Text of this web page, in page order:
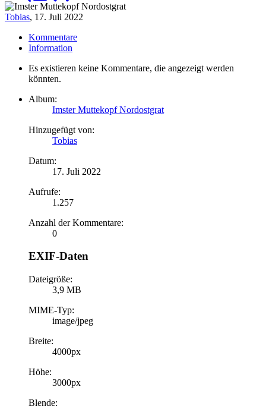
Tobias, 17. Juli 2022
Kommentare
Information
Es existieren keine Kommentare, die angezeigt werden
könnten.
Album:
Imster Muttekopf Nordostgrat
Hinzugefügt von:
Tobias
Datum:
17. Juli 2022
Aufrufe:
1.257
Anzahl der Kommentare:
0
EXIF-Daten
Dateigröße:
3,9 MB
MIME-Typ:
image/jpeg
Breite:
4000px
Höhe:
3000px
Blende: